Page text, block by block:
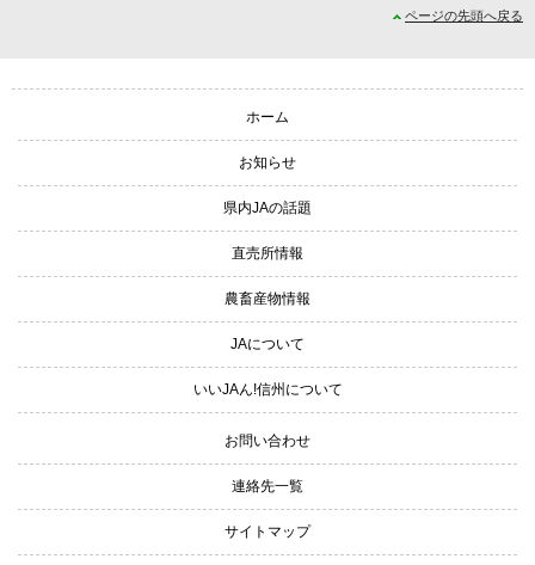
サイトナビゲーション
ホーム
お知らせ
県内JAの話題
直売所情報
農畜産物情報
JAについて
いいJAん!信州について
お問い合わせ
連絡先一覧
サイトマップ
ページの先頭へ戻る